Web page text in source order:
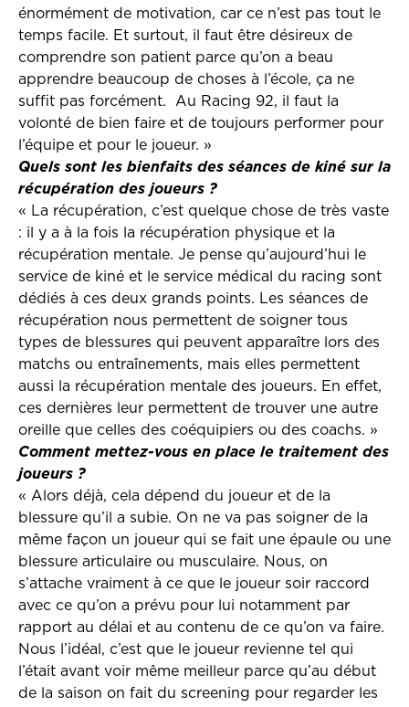
énormément de motivation, car ce n’est pas tout le
temps facile. Et surtout, il faut être désireux de
comprendre son patient parce qu’on a beau
apprendre beaucoup de choses à l’école, ça ne
suffit pas forcément. Au Racing 92, il faut la
volonté de bien faire et de toujours performer pour
l’équipe et pour le joueur. »
Quels sont les bienfaits des séances de kiné sur la
récupération des joueurs ?
« La récupération, c’est quelque chose de très vaste
: il y a à la fois la récupération physique et la
récupération mentale. Je pense qu’aujourd’hui le
service de kiné et le service médical du racing sont
dédiés à ces deux grands points. Les séances de
récupération nous permettent de soigner tous
types de blessures qui peuvent apparaître lors des
matchs ou entraînements, mais elles permettent
aussi la récupération mentale des joueurs. En effet,
ces dernières leur permettent de trouver une autre
oreille que celles des coéquipiers ou des coachs. »
Comment mettez-vous en place le traitement des
joueurs ?
« Alors déjà, cela dépend du joueur et de la
blessure qu’il a subie. On ne va pas soigner de la
même façon un joueur qui se fait une épaule ou une
blessure articulaire ou musculaire. Nous, on
s’attache vraiment à ce que le joueur soir raccord
avec ce qu’on a prévu pour lui notamment par
rapport au délai et au contenu de ce qu’on va faire.
Nous l’idéal, c’est que le joueur revienne tel qui
l’était avant voir même meilleur parce qu’au début
de la saison on fait du screening pour regarder les